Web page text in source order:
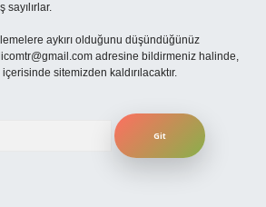
aykırı olduğunu düşündüğünüz
adresine bildirmeniz halinde,
sitemizden kaldırılacaktır.